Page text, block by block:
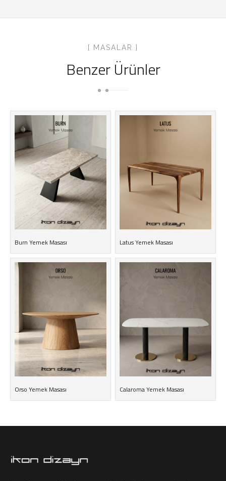
[ MASALAR ]
Benzer Ürünler
Burn Yemek Masası Latus Yemek Masası
Orso Yemek Masası Calaroma Yemek Masası